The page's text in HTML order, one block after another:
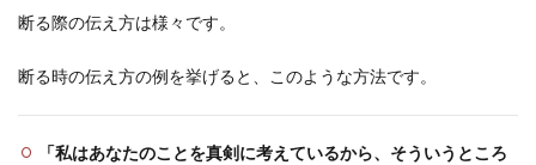
断る際の伝え方は様々です。
断る時の伝え方の例を挙げると、このような方法です。
「私はあなたのことを真剣に考えているから、そういうところ